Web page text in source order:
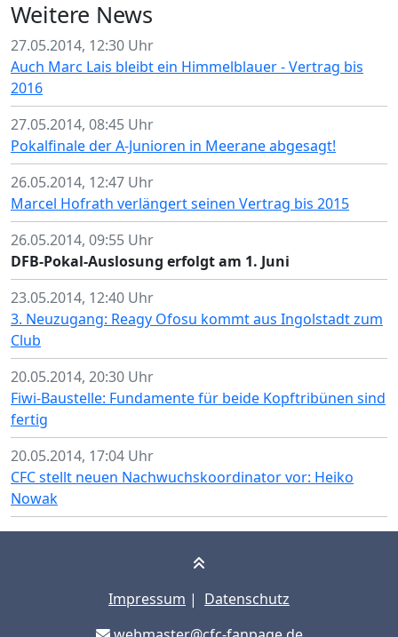
Weitere News
27.05.2014, 12:30 Uhr
Auch Marc Lais bleibt ein Himmelblauer - Vertrag bis
2016
27.05.2014, 08:45 Uhr
Pokalfinale der A-Junioren in Meerane abgesagt!
26.05.2014, 12:47 Uhr
Marcel Hofrath verlängert seinen Vertrag bis 2015
26.05.2014, 09:55 Uhr
DFB-Pokal-Auslosung erfolgt am 1. Juni
23.05.2014, 12:40 Uhr
3. Neuzugang: Reagy Ofosu kommt aus Ingolstadt zum
Club
20.05.2014, 20:30 Uhr
Fiwi-Baustelle: Fundamente für beide Kopftribünen sind
fertig
20.05.2014, 17:04 Uhr
CFC stellt neuen Nachwuchskoordinator vor: Heiko
Nowak
Impressum | Datenschutz